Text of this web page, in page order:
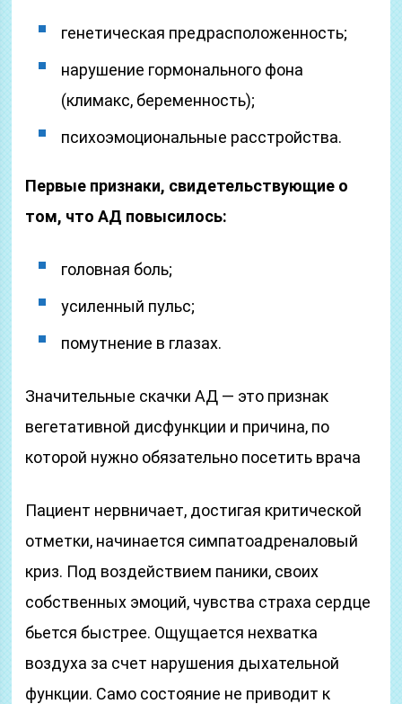
генетическая предрасположенность;
нарушение гормонального фона
(климакс, беременность);
психоэмоциональные расстройства.
Первые признаки, свидетельствующие о
том, что АД повысилось:
головная боль;
усиленный пульс;
помутнение в глазах.
Значительные скачки АД — это признак
вегетативной дисфункции и причина, по
которой нужно обязательно посетить врача
Пациент нервничает, достигая критической
отметки, начинается симпатоадреналовый
криз. Под воздействием паники, своих
собственных эмоций, чувства страха сердце
бьется быстрее. Ощущается нехватка
воздуха за счет нарушения дыхательной
функции. Само состояние не приводит к